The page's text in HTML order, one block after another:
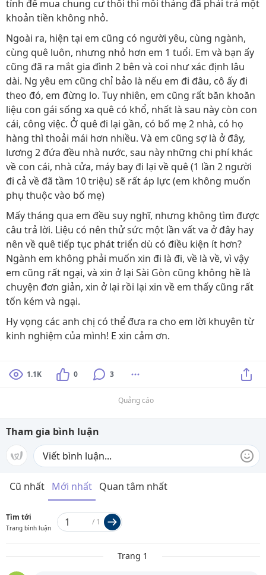
tính để mua chung cư thôi thì mỗi tháng đã phải trả một
khoản tiền không nhỏ.
Ngoài ra, hiện tại em cũng có người yêu, cùng ngành,
cùng quê luôn, nhưng nhỏ hơn em 1 tuổi. Em và bạn ấy
cũng đã ra mắt gia đình 2 bên và coi như xác định lâu
dài. Ng yêu em cũng chỉ bảo là nếu em đi đâu, cô ấy đi
theo đó, em đừng lo. Tuy nhiên, em cũng rất băn khoăn
liệu con gái sống xa quê có khổ, nhất là sau này còn con
cái, công việc. Ở quê đi lại gần, có bố mẹ 2 nhà, có họ
hàng thì thoải mái hơn nhiều. Và em cũng sợ là ở đây,
lương 2 đứa đều nhà nước, sau này những chi phí khác
về con cái, nhà cửa, máy bay đi lại về quê (1 lần 2 người
đi cả về đã tầm 10 triệu) sẽ rất áp lực (em không muốn
phụ thuộc vào bố mẹ)
Mấy tháng qua em đều suy nghĩ, nhưng không tìm được
câu trả lời. Liệu có nên thử sức một lần vất va ở đây hay
nên về quê tiếp tục phát triển dù có điều kiện ít hơn?
Ngành em không phải muốn xin đi là đi, về là về, vì vậy
em cũng rất ngại, và xin ở lại Sài Gòn cũng không hề là
chuyện đơn giản, xin ở lại rồi lại xin về em thấy cũng rất
tốn kém và ngại.
Hy vọng các anh chị có thể đưa ra cho em lời khuyên từ
kinh nghiệm của mình! E xin cảm ơn.
1.1K 0 3
Quảng cáo
Tham gia bình luận
Cũ nhất Mới nhất Quan tâm nhất
Tìm tới
Trang bình luận
/ 1
Trang 1